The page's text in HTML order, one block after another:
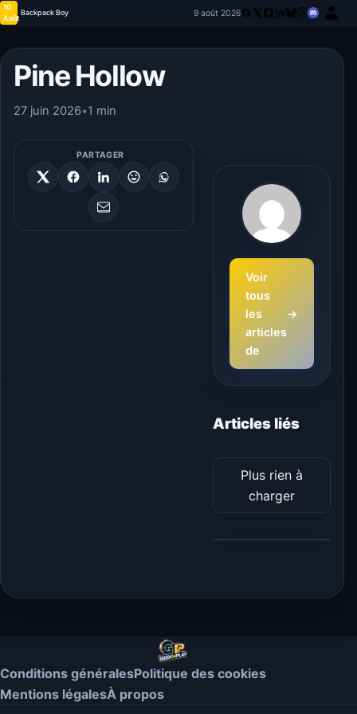
10
Août
Backpack Boy 9 août 2026
Pine Hollow
27 juin 2026•1 min
PARTAGER
Voir
tous
les
articles
de
→
Articles liés
Plus rien à
charger
Conditions généralesPolitique des cookies
Mentions légalesÀ propos